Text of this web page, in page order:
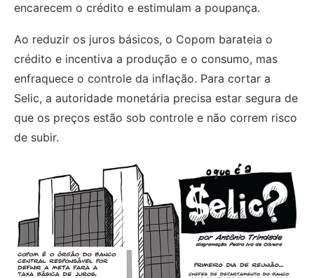
encarecem o crédito e estimulam a poupança.
Ao reduzir os juros básicos, o Copom barateia o
crédito e incentiva a produção e o consumo, mas
enfraquece o controle da inflação. Para cortar a
Selic, a autoridade monetária precisa estar segura de
que os preços estão sob controle e não correm risco
de subir.